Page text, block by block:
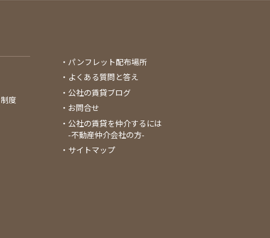
度
パンフレット配布場所
よくある質問と答え
公社の賃貸ブログ
お問合せ
公社の賃貸を仲介するには
-不動産仲介会社の方-
サイトマップ